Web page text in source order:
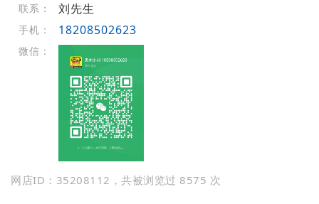
联系： 刘先生
手机： 18208502623
微信：
网店ID：35208112，共被浏览过 8575 次